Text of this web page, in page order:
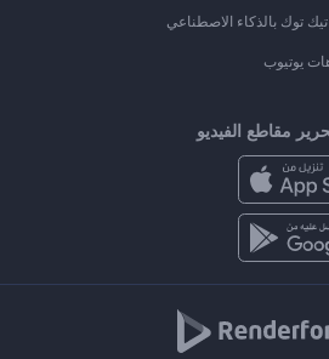
توك بالذكاء الاصطناعي
يوتيوب
مقاطع الفيديو